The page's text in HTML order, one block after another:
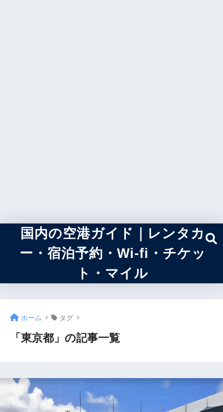
国内の空港ガイド｜レンタカ
ー・宿泊予約・Wi-fi・チケッ
ト・マイル
ホーム タグ
「東京都」の記事一覧